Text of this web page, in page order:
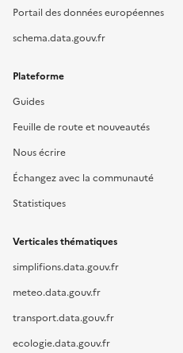
Portail des données européennes
schema.data.gouv.fr
Plateforme
Guides
Feuille de route et nouveautés
Nous écrire
Échangez avec la communauté
Statistiques
Verticales thématiques
simplifions.data.gouv.fr
meteo.data.gouv.fr
transport.data.gouv.fr
ecologie.data.gouv.fr